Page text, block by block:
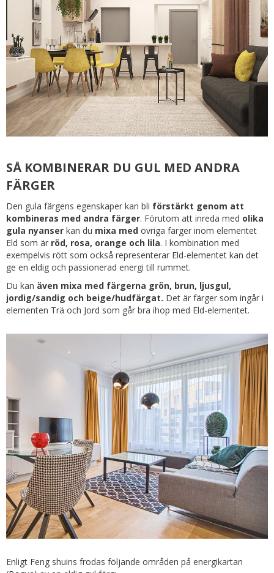
SÅ KOMBINERAR DU GUL MED ANDRA
FÄRGER
Den gula färgens egenskaper kan bli förstärkt genom att
kombineras med andra färger. Förutom att inreda med olika
gula nyanser kan du mixa med övriga färger inom elementet
Eld som är röd, rosa, orange och lila. I kombination med
exempelvis rött som också representerar Eld-elementet kan det
ge en eldig och passionerad energi till rummet.
Du kan även mixa med färgerna grön, brun, ljusgul,
jordig/sandig och beige/hudfärgat. Det är färger som ingår i
elementen Trä och Jord som går bra ihop med Eld-elementet.
Enligt Feng shuins frodas följande områden på energikartan